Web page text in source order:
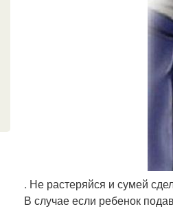
. Не растеряйся и сумей
В случае если ребенок